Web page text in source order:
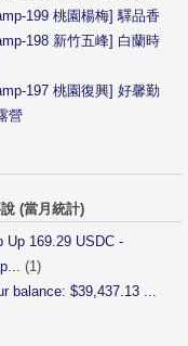
199 桃園楊梅] 驛品香
198 新竹五峰] 白蘭時
197 桃園復興] 好馨勤
營
(當月統計)
Up 169.29 USDC -
(1)
balance: $39,437.13 ...